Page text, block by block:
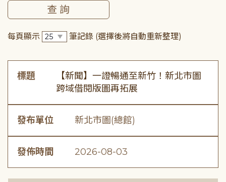
每頁顯示 筆記錄 (選擇後將自動重新整理)
標題
【新聞】一證暢通至新竹！新北市圖
跨域借閱版圖再拓展
發布單位 新北市圖(總館)
發佈時間 2026-08-03